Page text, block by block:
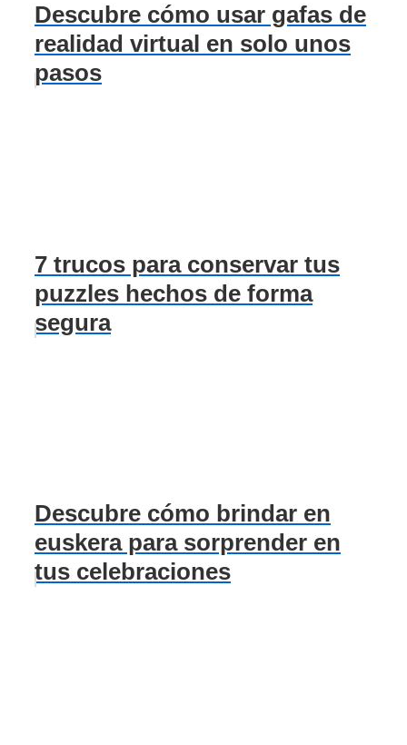
Descubre cómo usar gafas de
realidad virtual en solo unos
pasos
7 trucos para conservar tus
puzzles hechos de forma
segura
Descubre cómo brindar en
euskera para sorprender en
tus celebraciones